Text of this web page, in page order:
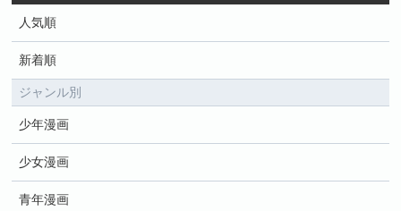
人気順
新着順
ジャンル別
少年漫画
少女漫画
青年漫画